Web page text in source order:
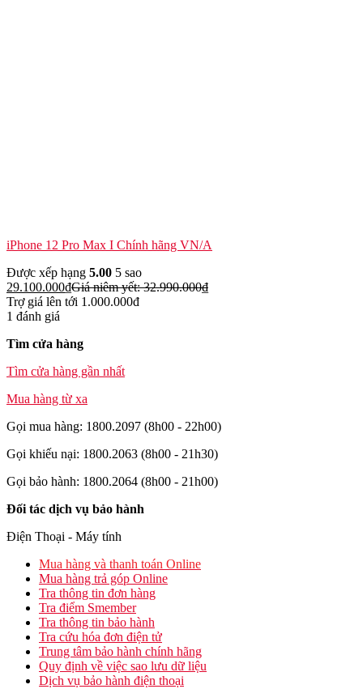
iPhone 12 Pro Max I Chính hãng VN/A
Được xếp hạng 5.00 5 sao
29.100.000₫Giá niêm yết:32.990.000₫
Trợ giá lên tới 1.000.000đ
1 đánh giá
Tìm cửa hàng
Tìm cửa hàng gần nhất
Mua hàng từ xa
Gọi mua hàng: 1800.2097 (8h00 - 22h00)
Gọi khiếu nại: 1800.2063 (8h00 - 21h30)
Gọi bảo hành: 1800.2064 (8h00 - 21h00)
Đối tác dịch vụ bảo hành
Điện Thoại - Máy tính
Mua hàng và thanh toán Online
Mua hàng trả góp Online
Tra thông tin đơn hàng
Tra điểm Smember
Tra thông tin bảo hành
Tra cứu hóa đơn điện tử
Trung tâm bảo hành chính hãng
Quy định về việc sao lưu dữ liệu
Dịch vụ bảo hành điện thoại